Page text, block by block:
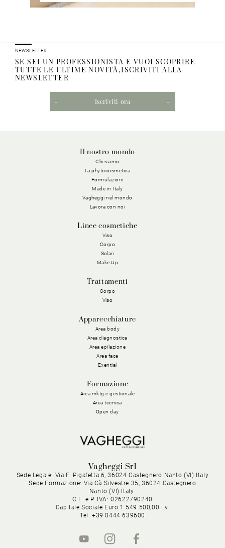
NEWSLETTER
SE SEI UN PROFESSIONISTA E VUOI SCOPRIRE
TUTTE LE ULTIME NOVITÀ,ISCRIVITI ALLA
NEWSLETTER
Iscriviti ora
Il nostro mondo
Chi siamo
La phytocosmetica
Formulazioni
Made in Italy
Vagheggi nel mondo
Lavora con noi
Linee cosmetiche
Viso
Corpo
Solari
Make Up
Trattamenti
Corpo
Viso
Apparecchiature
Area body
Area diagnostica
Area epilazione
Area face
Exential
Formazione
Area mktg e gestionale
Area tecnica
Open day
Vagheggi Srl
Sede Legale: Via F. Pigafetta 6, 36024 Castegnero Nanto (VI) Italy
Sede Formazione: Via Cà Silvestre 35, 36024 Castegnero
Nanto (VI) Italy
C.F. e P. IVA: 02622790240
Capitale Sociale Euro 1.549.500,00 i.v.
Tel. +39 0444 639600